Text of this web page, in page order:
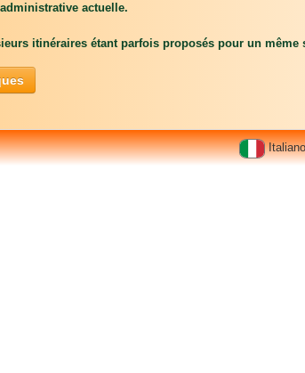
actuelle.
itinéraires étant parfois proposés pour un même